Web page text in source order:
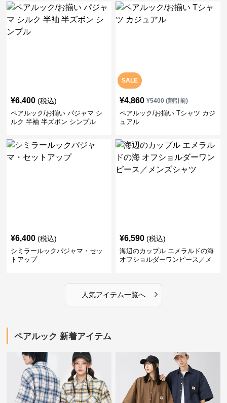
¥6,400 (税込)
ペアルック/お揃い パジャマ シ
ルク 半袖 半ズボン シンプル
SALE
¥4,860 ¥5400(割引前)
ペアルック/お揃い Tシャツ カジ
ュアル
¥6,400 (税込)
シミラールックパジャマ・セッ
トアップ
¥6,590 (税込)
海辺のカップル エメラルドの海
オフショルダーワンピース／メ
人気アイテム一覧へ ›
ペアルック 新着アイテム